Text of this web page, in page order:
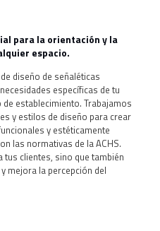
para la orientación y la
espacio.
diseño de señaléticas
específicas de tu
establecimiento. Trabajamos
y estilos de diseño para crear
y estéticamente
las normativas de la ACHS.
clientes, sino que también
mejora la percepción del